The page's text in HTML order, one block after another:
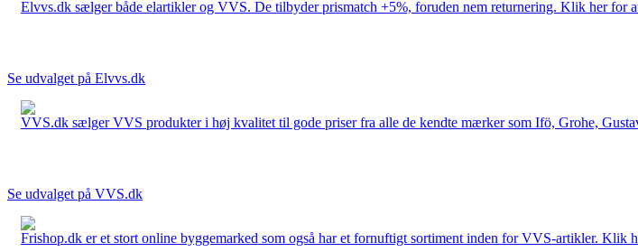
Elvvs.dk sælger både elartikler og VVS. De tilbyder prismatch +5%, foruden nem returnering. Klik her for
Se udvalget på Elvvs.dk
VVS.dk sælger VVS produkter i høj kvalitet til gode priser fra alle de kendte mærker som Ifö, Grohe,
Se udvalget på VVS.dk
Frishop.dk er et stort online byggemarked som også har et fornuftigt sortiment inden for VVS-artikler. Klik